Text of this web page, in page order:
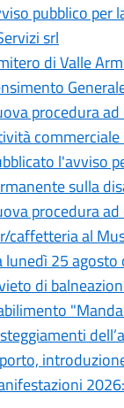
pubblico per
srl
di Valle
procedura
l'avviso
sulla
procedura
caffetteria al
lunedì 25
di